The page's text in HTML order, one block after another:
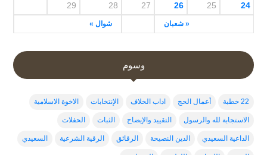
« شعبان شوال »
24
25
26
27
28
29
وسوم
22 خطبة أعمال الحج اداب الخلاف الإنتخابات الاخوة الاسلامية
الاستجابة لله والرسول التقييد والإيضاح الثبات الحفلات
الداعية السعيدي الدين النصيحة الرقائق الرقية الشرعية السعيدي